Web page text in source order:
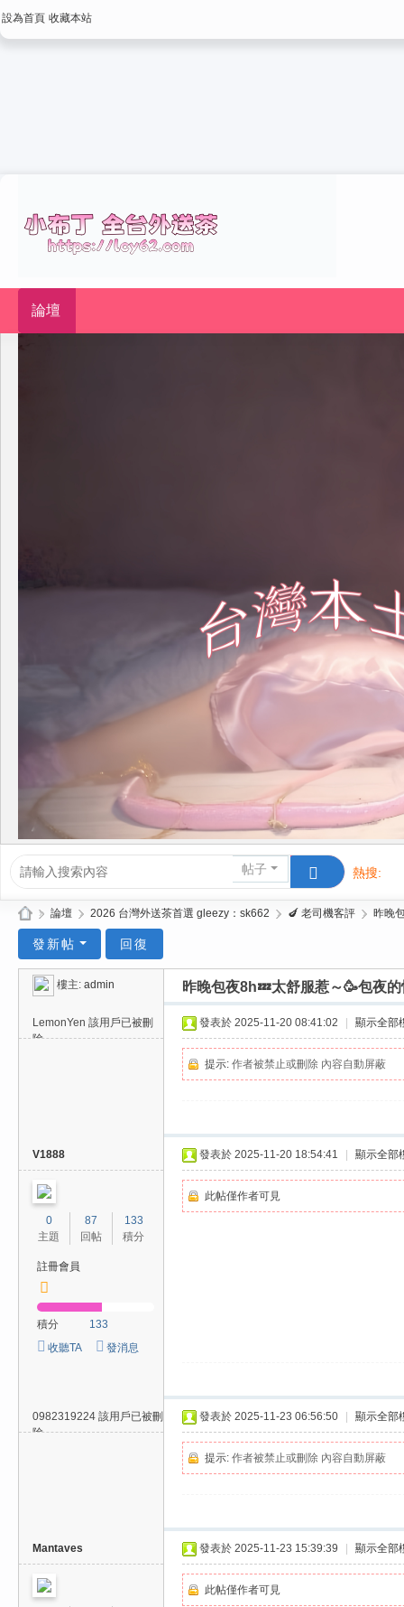
設為首頁 收藏本站
論壇
帖子 熱搜:
活動/交
ee
新
茶
金
» 論壇 › 2026 台灣外送茶首選 gleezy：sk662 › 🍆 老司機客評 › 昨晚
發新帖 回復
樓主: admin 昨晚包夜8h💤太舒服惹～🥳包夜
LemonYen 該用戶已被刪
除
發表於 2025-11-20 08:41:02 顯示全部
提示: 作者被禁止或刪除 內容自動屏蔽
V1888
0
主題
87
回帖
133
積分
註冊會員
積分
133
收聽TA
發消息
發表於 2025-11-20 18:54:41 顯示全部
此帖僅作者可見
0982319224 該用戶已被刪
除
發表於 2025-11-23 06:56:50 顯示全部
提示: 作者被禁止或刪除 內容自動屏蔽
Mantaves 發表於 2025-11-23 15:39:39 顯示全部
此帖僅作者可見